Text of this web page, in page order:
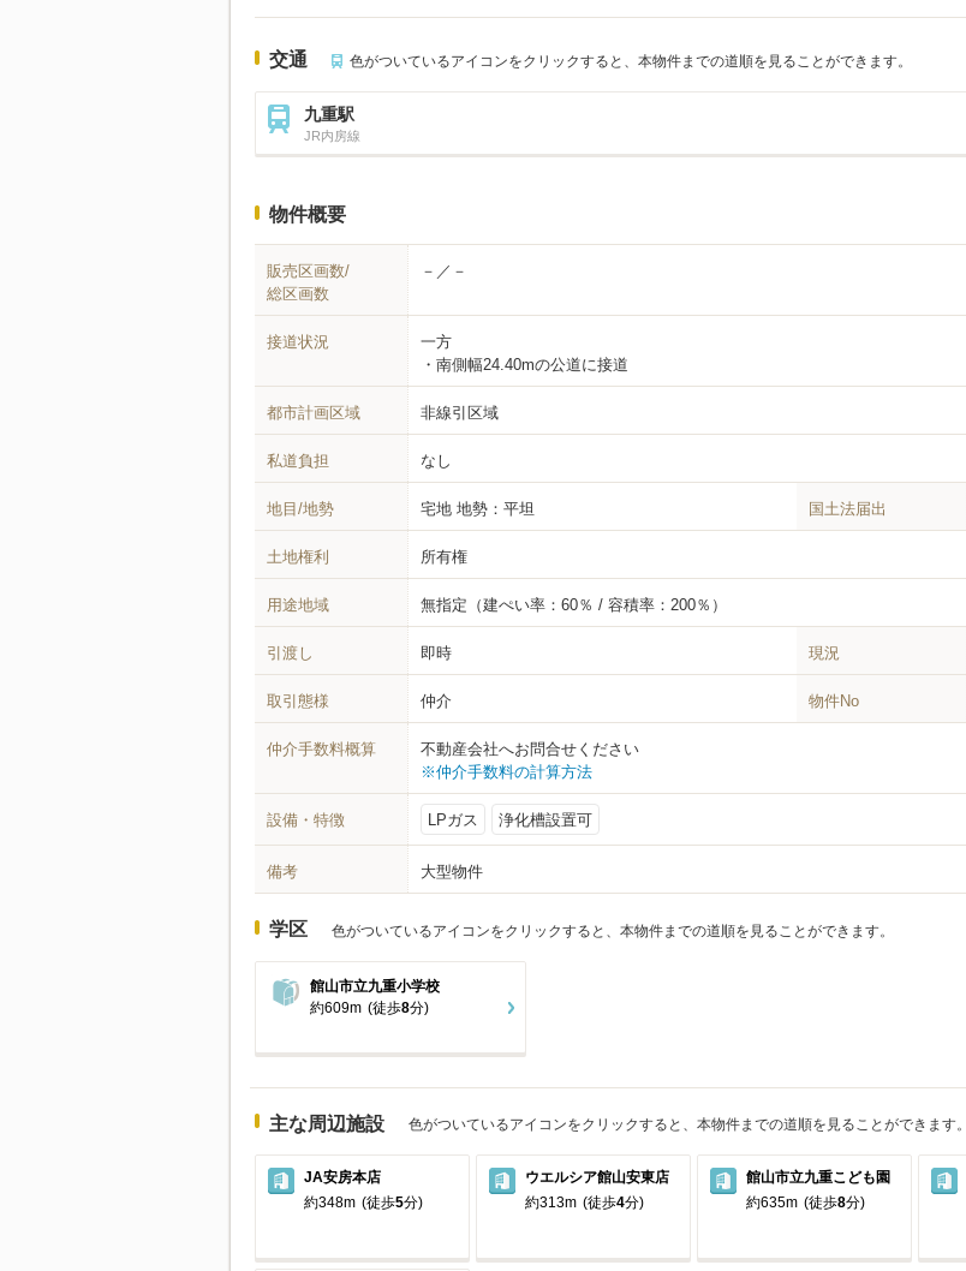
交通 色がついているアイコンをクリックすると、本物件までの道順を見ることができます。
九重駅
JR内房線
物件概要
販売区画数/
総区画数
－／－
接道状況
一方
南側幅24.40mの公道に接道
都市計画区域 非線引区域
私道負担 なし
地目/地勢 宅地 地勢：平坦 国土法届出
土地権利 所有権
用途地域 無指定 （建ぺい率：60％ / 容積率：200％）
引渡し 即時 現況
取引態様 仲介 物件No
仲介手数料概算
不動産会社へお問合せください
※仲介手数料の計算方法
設備・特徴 LPガス 浄化槽設置可
備考 大型物件
学区 色がついているアイコンをクリックすると、本物件までの道順を見ることができます。
館山市立九重小学校
約609m (徒歩8分)
主な周辺施設 色がついているアイコンをクリックすると、本物件までの道順を見ることができます。
JA安房本店
約348m (徒歩5分)
ウエルシア館山安東店
約313m (徒歩4分)
館山市立九重こども園
約635m (徒歩8分)